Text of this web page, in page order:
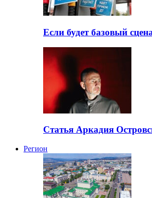
Если будет базовый
Статья Аркадия
Регион